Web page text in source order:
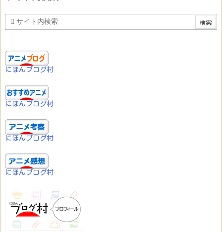
にほんブログ村
にほんブログ村
にほんブログ村
にほんブログ村